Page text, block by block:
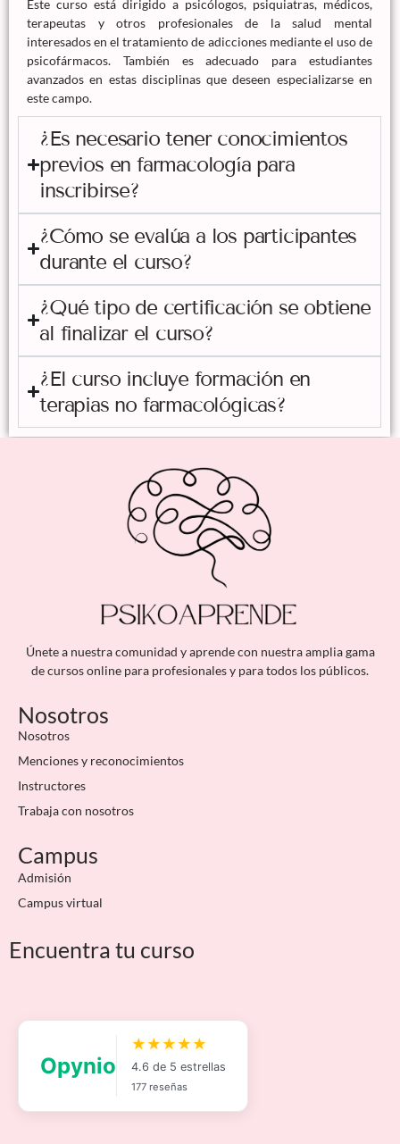
Este curso está dirigido a psicólogos, psiquiatras, médicos,
terapeutas y otros profesionales de la salud mental
interesados en el tratamiento de adicciones mediante el uso de
psicofármacos. También es adecuado para estudiantes
avanzados en estas disciplinas que deseen especializarse en
este campo.
¿Es necesario tener conocimientos
previos en farmacología para
inscribirse?
¿Cómo se evalúa a los participantes
durante el curso?
¿Qué tipo de certificación se obtiene
al finalizar el curso?
¿El curso incluye formación en
terapias no farmacológicas?
Únete a nuestra comunidad y aprende con nuestra amplia gama
de cursos online para profesionales y para todos los públicos.
Nosotros
Nosotros
Menciones y reconocimientos
Instructores
Trabaja con nosotros
Campus
Admisión
Campus virtual
Encuentra tu curso